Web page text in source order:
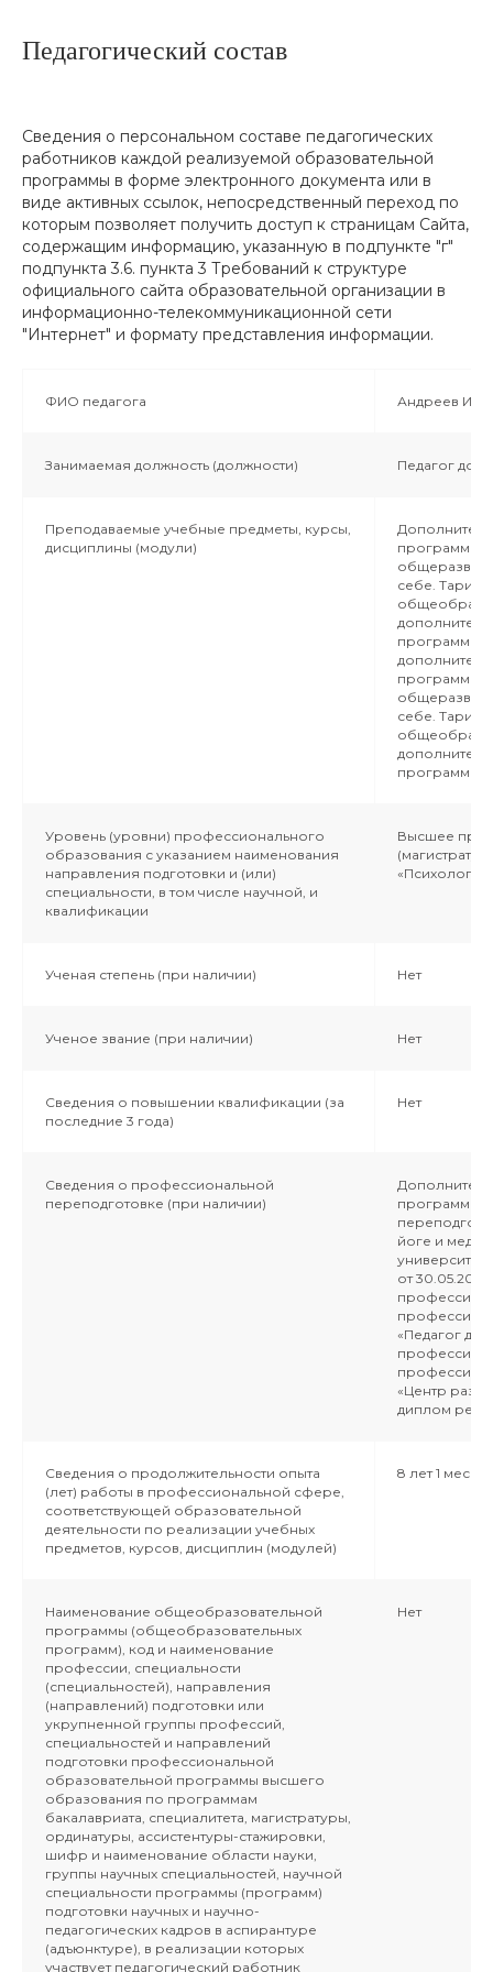
Педагогический состав
Сведения о персональном составе педагогических
работников каждой реализуемой образовательной
программы в форме электронного документа или в
виде активных ссылок, непосредственный переход по
которым позволяет получить доступ к страницам Сайта,
содержащим информацию, указанную в подпункте "г"
подпункта 3.6. пункта 3 Требований к структуре
официального сайта образовательной организации в
информационно-телекоммуникационной сети
"Интернет" и формату представления информации.
ФИО педагога Андреев
Занимаемая должность (должности) Педагог
Преподаваемые учебные предметы, курсы,
дисциплины (модули)
программа -
себе. Тариф
программа
программа -
себе. Тариф
программа
Уровень (уровни) профессионального
образования с указанием наименования
направления подготовки и (или)
специальности, в том числе научной, и
квалификации
Высшее
Ученая степень (при наличии) Нет
Ученое звание (при наличии) Нет
Сведения о повышении квалификации (за
последние 3 года)
Нет
Сведения о профессиональной
переподготовке (при наличии)
программа
йоге и
от
«Педагог
«Центр
диплом
Сведения о продолжительности опыта
(лет) работы в профессиональной сфере,
соответствующей образовательной
деятельности по реализации учебных
предметов, курсов, дисциплин (модулей)
8 лет 1 месяц
Наименование общеобразовательной
программы (общеобразовательных
программ), код и наименование
профессии, специальности
(специальностей), направления
(направлений) подготовки или
укрупненной группы профессий,
специальностей и направлений
подготовки профессиональной
образовательной программы высшего
образования по программам
бакалавриата, специалитета, магистратуры,
ординатуры, ассистентуры-стажировки,
шифр и наименование области науки,
группы научных специальностей, научной
специальности программы (программ)
подготовки научных и научно-
педагогических кадров в аспирантуре
(адъюнктуре), в реализации которых
участвует педагогический работник
Нет